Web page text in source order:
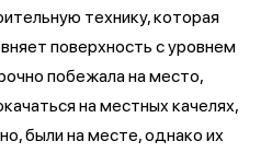
технику, которая
поверхность с уровнем
побежала на место,
на местных качелях,
были на месте, однако их